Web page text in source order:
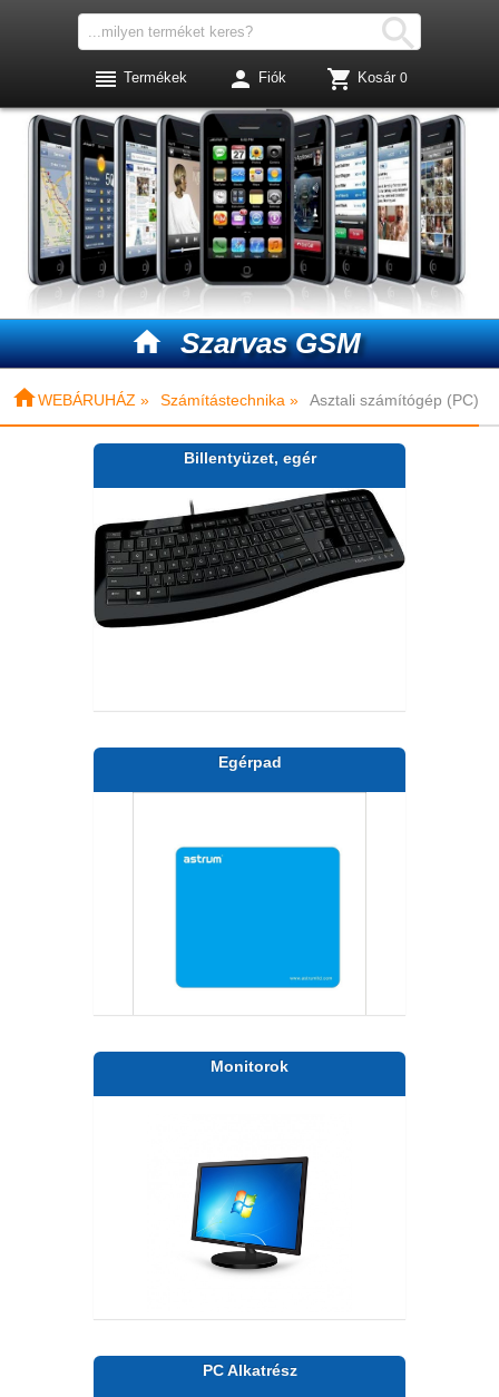
 Szarvas GSM

 Termékek  Fiók  Kosár 0
WEBÁRUHÁZ » Számítástechnika » Asztali számítógép (PC)
Billentyüzet, egér
Egérpad
Monitorok
PC Alkatrész